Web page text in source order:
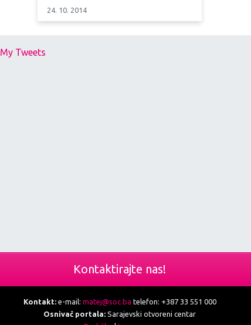
24. 10. 2014
My Tweets
Kontaktirajte nas!
Kontakt:e-mail: matej@soc.ba telefon: +387 33 551 000
Osnivač portala: Sarajevski otvoreni centar